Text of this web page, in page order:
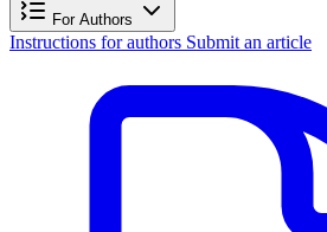
For Authors
Instructions for authors Submit an article